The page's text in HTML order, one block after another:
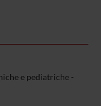
e pediatriche -